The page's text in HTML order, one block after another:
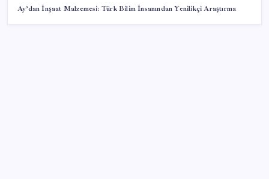
Ay’dan İnşaat Malzemesi: Türk Bilim İnsanından Yenilikçi Araştırma